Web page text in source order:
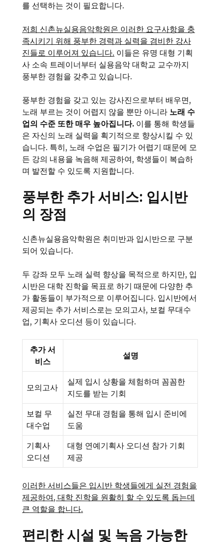
를 선택하는 것이 필요합니다.
저희 신촌뉴실용음악학원은 이러한 요구사항을 충
족시키기 위해 풍부한 경력과 실력을 겸비한 강사
진들로 이루어져 있습니다. 이들은 유명 대형 기획
사 소속 트레이너부터 실용음악 대학교 교수까지
풍부한 경험을 갖추고 있습니다.
풍부한 경험을 갖고 있는 강사진으로부터 배우면,
노래 부르는 것이 어렵지 않을 뿐만 아니라 노래 수
업의 수준 또한 매우 높아집니다. 이를 통해 학생들
은 자신의 노래 실력을 획기적으로 향상시킬 수 있
습니다. 특히, 노래 수업은 필기가 어렵기 때문에 모
든 강의 내용을 녹음해 제공하여, 학생들이 복습하
며 발전할 수 있도록 지원합니다.
풍부한 추가 서비스: 입시반
의 장점
신촌뉴실용음악학원은 취미반과 입시반으로 구분
되어 있습니다.
두 강좌 모두 노래 실력 향상을 목적으로 하지만, 입
시반은 대학 진학을 목표로 하기 때문에 다양한 추
가 활동들이 부가적으로 이루어집니다. 입시반에서
제공되는 추가 서비스로는 모의고사, 보컬 무대수
업, 기획사 오디션 등이 있습니다.
추가 서
비스
설명
모의고사
실제 입시 상황을 체험하며 꼼꼼한
지도를 받는 기회
보컬 무
대수업
실전 무대 경험을 통해 입시 준비에
도움
기획사
오디션
대형 연예기획사 오디션 참가 기회
제공
이러한 서비스들은 입시반 학생들에게 실전 경험을
제공하여, 대학 진학을 원활히 할 수 있도록 돕는데
큰 역할을 합니다.
편리한 시설 및 녹음 가능한